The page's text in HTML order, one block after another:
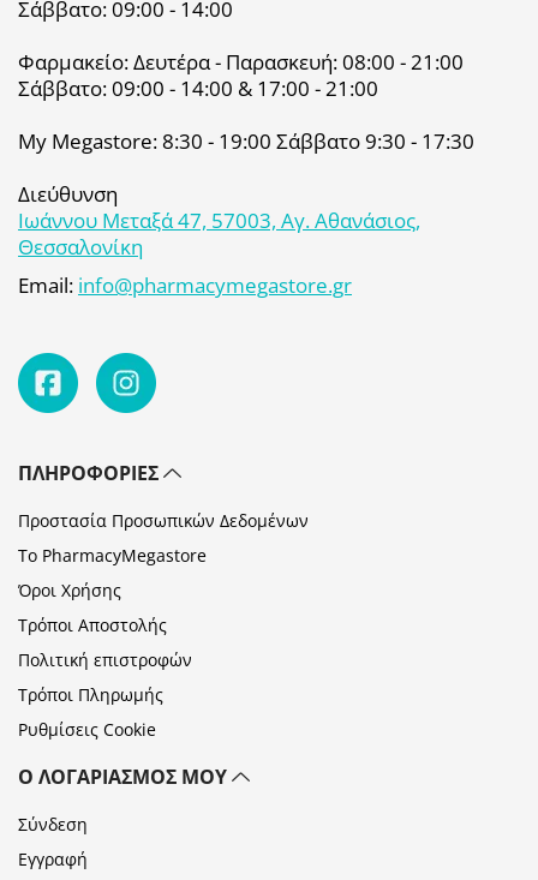
Σάββατο: 09:00 - 14:00
Φαρμακείο: Δευτέρα - Παρασκευή: 08:00 - 21:00
Σάββατο: 09:00 - 14:00 & 17:00 - 21:00
My Megastore: 8:30 - 19:00 Σάββατο 9:30 - 17:30
Διεύθυνση
Ιωάννου Μεταξά 47, 57003, Αγ. Αθανάσιος,
Θεσσαλονίκη
Email: info@pharmacymegastore.gr
ΠΛΗΡΟΦΟΡΊΕΣ
Προστασία Προσωπικών Δεδομένων
Το PharmacyMegastore
Όροι Χρήσης
Τρόποι Αποστολής
Πολιτική επιστροφών
Τρόποι Πληρωμής
Ρυθμίσεις Cookie
Ο ΛΟΓΑΡΙΑΣΜΌΣ ΜΟΥ
Σύνδεση
Εγγραφή